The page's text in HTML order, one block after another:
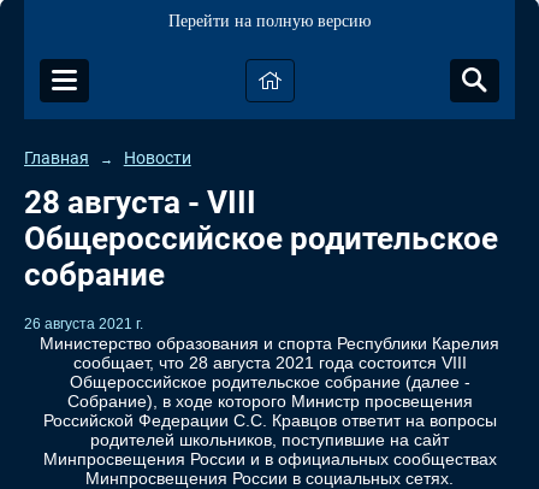
Перейти на полную версию
Главная → Новости
28 августа - VIII
Общероссийское родительское
собрание
26 августа 2021 г.
Министерство образования и спорта Республики Карелия
сообщает, что 28 августа 2021 года состоится VIII
Общероссийское родительское собрание (далее -
Собрание), в ходе которого Министр просвещения
Российской Федерации С.С. Кравцов ответит на вопросы
родителей школьников, поступившие на сайт
Минпросвещения России и в официальных сообществах
Минпросвещения России в социальных сетях.